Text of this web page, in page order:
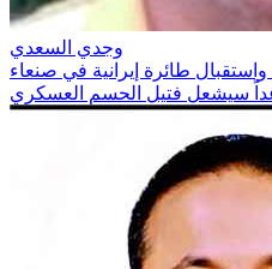
وجدي السعدي
طائرة إيرانية في صنعاء
سيشعل فتيل الحسم العسكري